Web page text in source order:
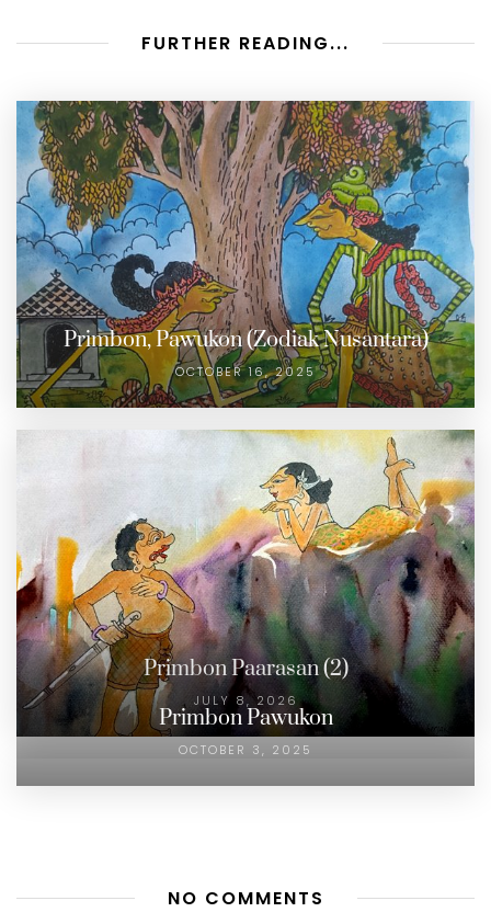
FURTHER READING...
Primbon, Pawukon (Zodiak Nusantara)
OCTOBER 16, 2025
Primbon Paarasan (2)
JULY 8, 2026
Primbon Pawukon
OCTOBER 3, 2025
NO COMMENTS